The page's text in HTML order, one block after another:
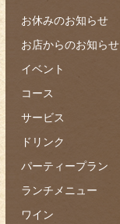
お休みのお知らせ
お店からのお知らせ
イベント
コース
サービス
ドリンク
パーティープラン
ランチメニュー
ワイン